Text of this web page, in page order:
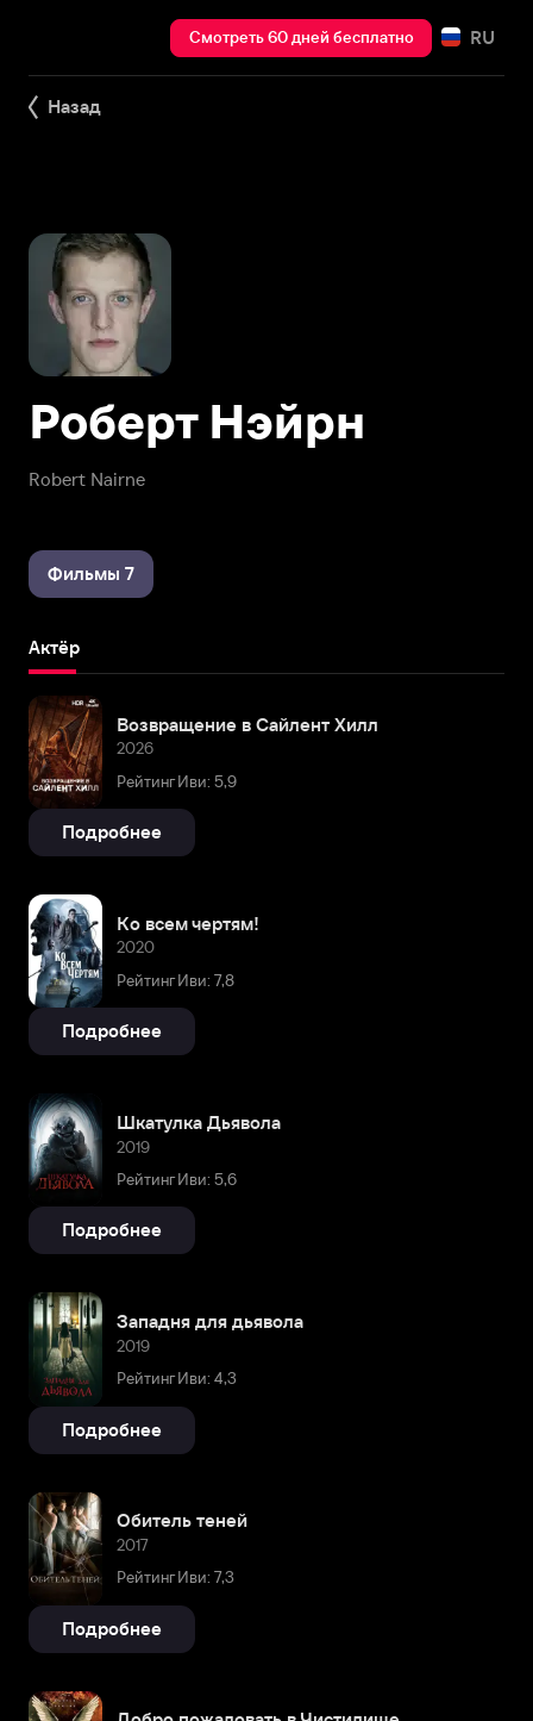
Смотреть 60 дней бесплатно RU
Назад
Robert Nairne
Роберт Нэйрн
Фильмы 7
Актёр
Возвращение в Сайлент Хилл
2026
Рейтинг Иви: 5,9
Подробнее
Ко всем чертям!
2020
Рейтинг Иви: 7,8
Подробнее
Шкатулка Дьявола
2019
Рейтинг Иви: 5,6
Подробнее
Западня для дьявола
2019
Рейтинг Иви: 4,3
Подробнее
Обитель теней
2017
Рейтинг Иви: 7,3
Подробнее